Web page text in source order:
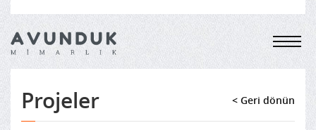
Projeler < Geri dönün